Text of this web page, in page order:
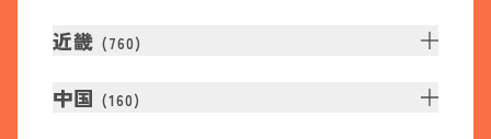
近畿 (760)
中国 (160)